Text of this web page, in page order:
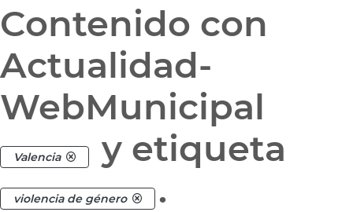
Contenido con
Actualidad-
WebMunicipal
Valencia y etiqueta
violencia de género .